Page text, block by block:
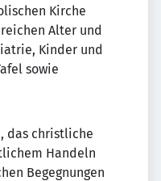
Kirche
Alter und
Kinder und
sowie
das christliche
Handeln
Begegnungen